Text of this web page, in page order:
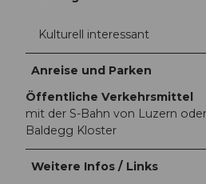
Kulturell interessant
Anreise und Parken
Öffentliche Verkehrsmittel
mit der S-Bahn von Luzern
Baldegg Kloster
Weitere Infos / Links